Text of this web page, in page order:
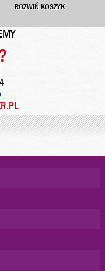
ROZWIŃ KOSZYK